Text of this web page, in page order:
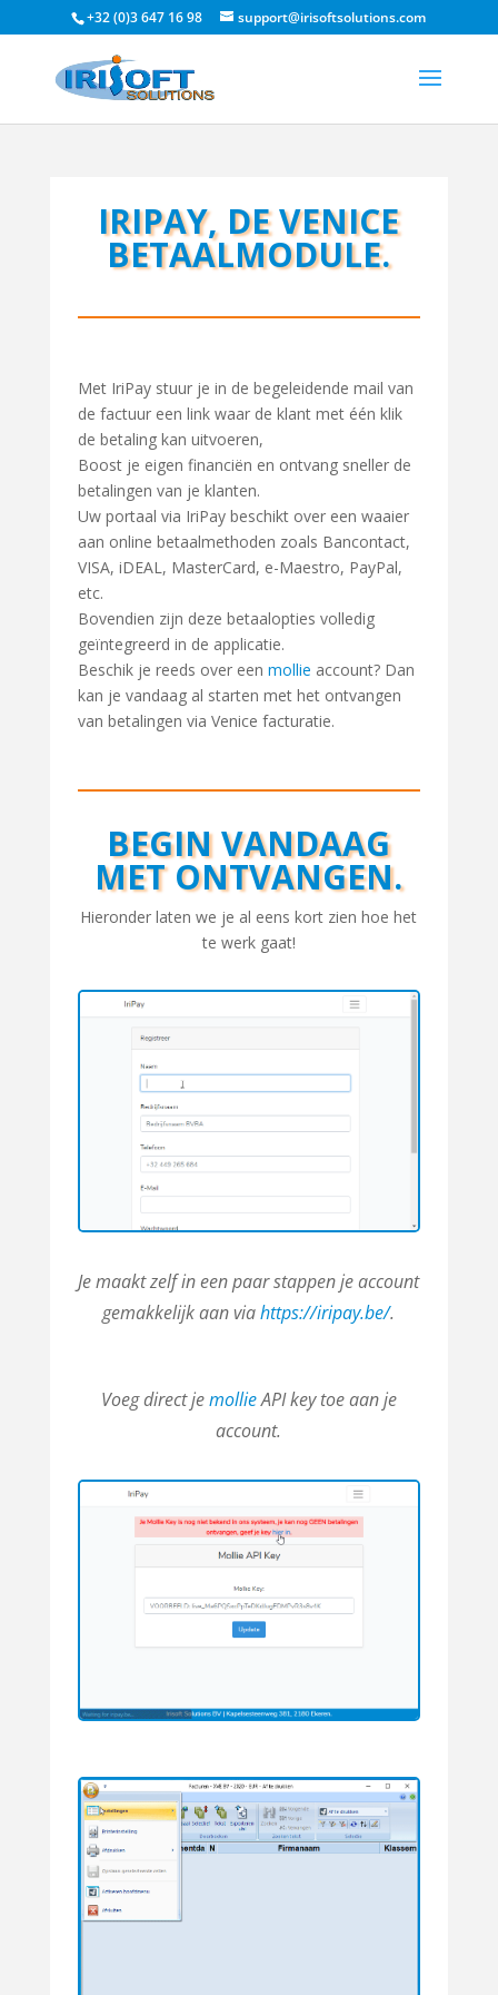
+32 (0)3 647 16 98 support@irisoftsolutions.com
IRIPAY, DE VENICE
BETAALMODULE.
Met IriPay stuur je in de begeleidende mail van
de factuur een link waar de klant met één klik
de betaling kan uitvoeren,
Boost je eigen financiën en ontvang sneller de
betalingen van je klanten.
Uw portaal via IriPay beschikt over een waaier
aan online betaalmethoden zoals Bancontact,
VISA, iDEAL, MasterCard, e-Maestro, PayPal,
etc.
Bovendien zijn deze betaalopties volledig
geïntegreerd in de applicatie.
Beschik je reeds over een mollie account? Dan
kan je vandaag al starten met het ontvangen
van betalingen via Venice facturatie.
BEGIN VANDAAG
MET ONTVANGEN.
Hieronder laten we je al eens kort zien hoe het
te werk gaat!
Je maakt zelf in een paar stappen je account
gemakkelijk aan viahttps://iripay.be/.
Voeg direct jemollieAPI key toe aan je
account.